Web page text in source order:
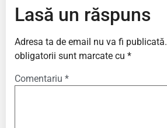
Lasă un răspuns
Adresa ta de email nu va fi publicată.
obligatorii sunt marcate cu *
Comentariu *